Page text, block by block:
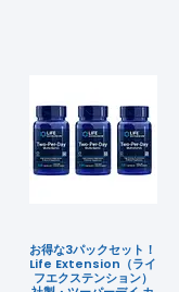
お得な3パックセット！
Life Extension（ライ
フエクステンション）